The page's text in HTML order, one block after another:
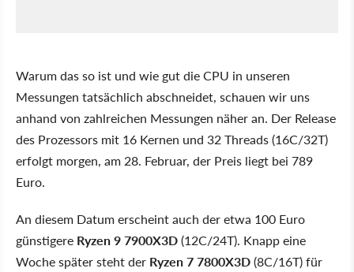
Warum das so ist und wie gut die CPU in unseren
Messungen tatsächlich abschneidet, schauen wir uns
anhand von zahlreichen Messungen näher an. Der Release
des Prozessors mit 16 Kernen und 32 Threads (16C/32T)
erfolgt morgen, am 28. Februar, der Preis liegt bei 789
Euro.
An diesem Datum erscheint auch der etwa 100 Euro
günstigere Ryzen 9 7900X3D(12C/24T). Knapp eine
Woche später steht der Ryzen 7 7800X3D(8C/16T) für